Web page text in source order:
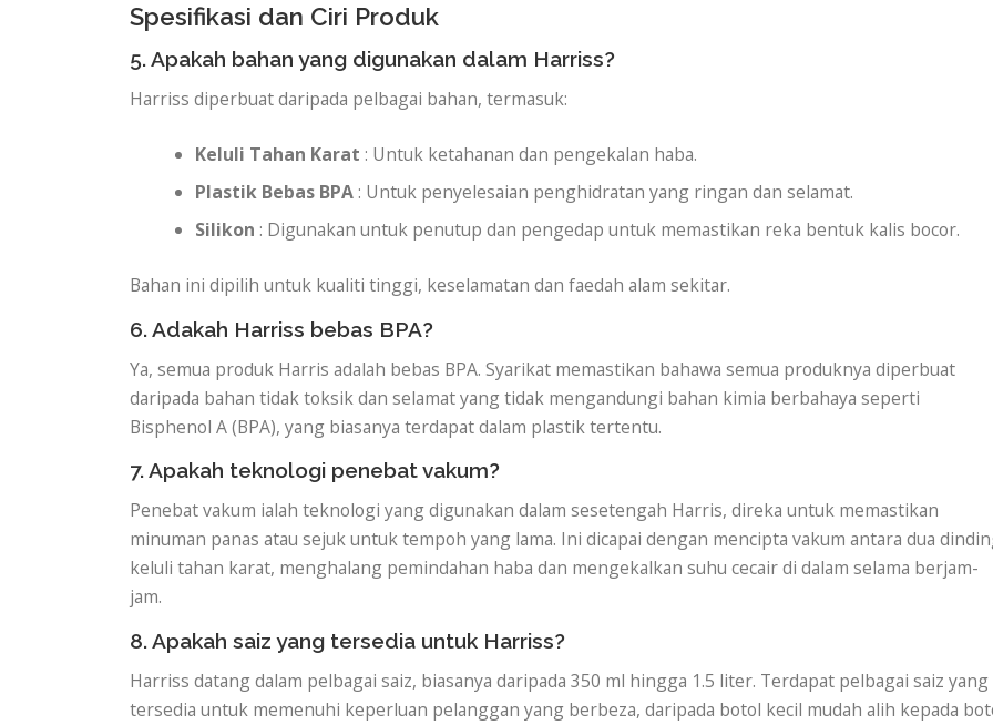
Spesifikasi dan Ciri Produk
5. Apakah bahan yang digunakan dalam Harriss?
Harriss diperbuat daripada pelbagai bahan, termasuk:
Keluli Tahan Karat : Untuk ketahanan dan pengekalan haba.
Plastik Bebas BPA : Untuk penyelesaian penghidratan yang ringan dan selamat.
Silikon : Digunakan untuk penutup dan pengedap untuk memastikan reka bentuk kalis bocor.
Bahan ini dipilih untuk kualiti tinggi, keselamatan dan faedah alam sekitar.
6. Adakah Harriss bebas BPA?
Ya, semua produk Harris adalah bebas BPA. Syarikat memastikan bahawa semua produknya diperbuat
daripada bahan tidak toksik dan selamat yang tidak mengandungi bahan kimia berbahaya seperti
Bisphenol A (BPA), yang biasanya terdapat dalam plastik tertentu.
7. Apakah teknologi penebat vakum?
Penebat vakum ialah teknologi yang digunakan dalam sesetengah Harris, direka untuk memastikan
minuman panas atau sejuk untuk tempoh yang lama. Ini dicapai dengan mencipta vakum antara dua
keluli tahan karat, menghalang pemindahan haba dan mengekalkan suhu cecair di dalam selama berjam-
jam.
8. Apakah saiz yang tersedia untuk Harriss?
Harriss datang dalam pelbagai saiz, biasanya daripada 350 ml hingga 1.5 liter. Terdapat pelbagai saiz yang
tersedia untuk memenuhi keperluan pelanggan yang berbeza, daripada botol kecil mudah alih kepada